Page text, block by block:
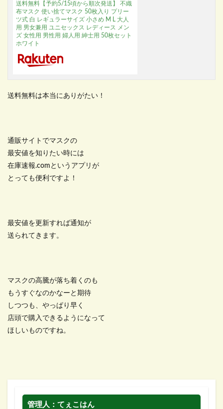
送料無料【予約5/15頃から順次発送】 不織
布マスク 使い捨てマスク 50枚入り プリー
ツ式 白 レギュラーサイズ 小さめ M L 大人
用 男女兼用 ユニセックス レディース メン
ズ 女性用 男性用 婦人用 紳士用 50枚セット
ホワイト
送料無料は本当にありがたい！
通販サイトでマスクの
最安値を知りたい時には
在庫速報.comというアプリが
とっても便利ですよ！
最安値を更新すれば通知が
送られてきます。
マスクの高騰が落ち着くのも
もうすぐなのかなーと期待
しつつも、やっぱり早く
店頭で購入できるようになって
ほしいものですね。
管理人：てぇこはん